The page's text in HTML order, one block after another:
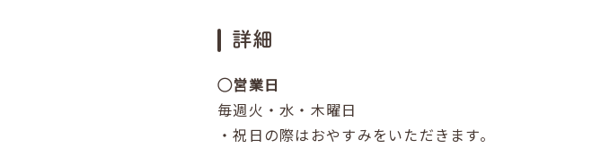
詳細
◯営業日
毎週火・水・木曜日
・祝日の際はおやすみをいただきます。